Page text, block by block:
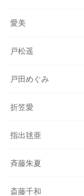
愛美
戸松遥
戸田めぐみ
折笠愛
指出毬亜
斉藤朱夏
斎藤千和